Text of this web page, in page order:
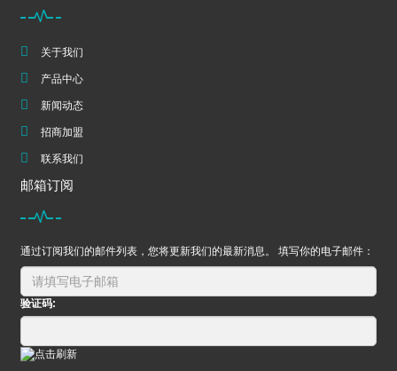
关于我们
产品中心
新闻动态
招商加盟
联系我们
邮箱订阅
通过订阅我们的邮件列表，您将更新我们的最新消息。 填写你的电子邮件：
验证码: